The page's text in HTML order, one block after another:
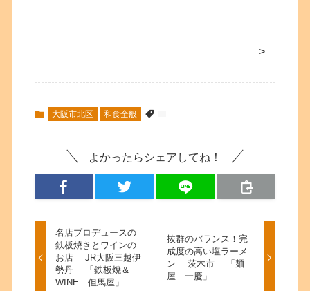
>
大阪市北区 和食全般
よかったらシェアしてね！
名店プロデュースの
鉄板焼きとワインの
お店 JR大阪三越伊
勢丹 「鉄板焼＆
WINE 但馬屋」
抜群のバランス！完
成度の高い塩ラーメ
ン 茨木市 「麺
屋 一慶」